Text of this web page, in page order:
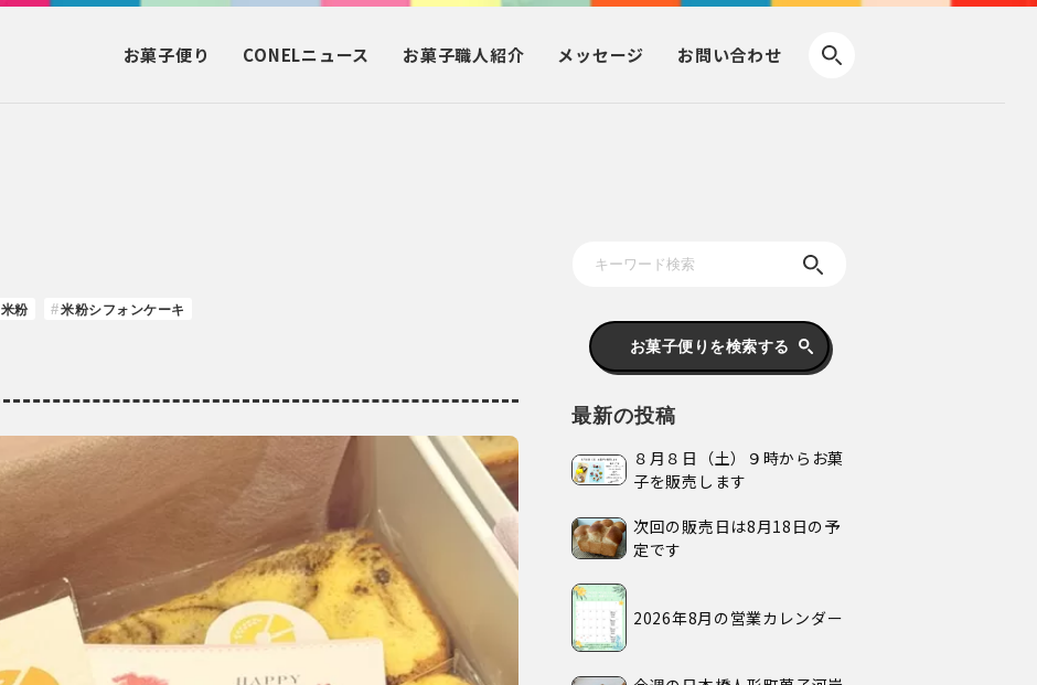
お菓子便り CONELニュース お菓子職人紹介 メッセージ お問い合わせ
米粉 米粉シフォンケーキ
お菓子便りを検索する
最新の投稿
８月８日（土）９時からお菓
子を販売します
次回の販売日は8月18日の予
定です
2026年8月の営業カレンダー